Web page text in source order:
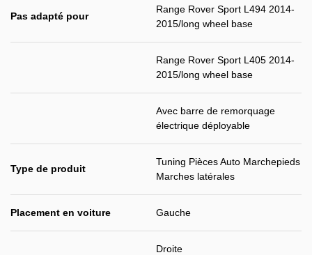
Pas adapté pour
Range Rover Sport L494 2014-
2015/long wheel base
Range Rover Sport L405 2014-
2015/long wheel base
Avec barre de remorquage
électrique déployable
Type de produit
Tuning Pièces Auto Marchepieds
Marches latérales
Placement en voiture Gauche
Droite